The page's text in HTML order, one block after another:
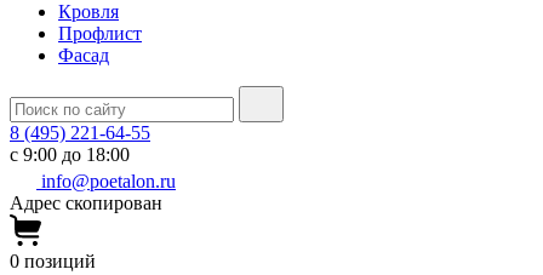
Кровля
Профлист
Фасад
8 (495) 221-64-55
с 9:00 до 18:00
info@poetalon.ru
Адрес скопирован
0 позиций